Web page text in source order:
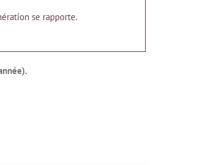
se rapporte.